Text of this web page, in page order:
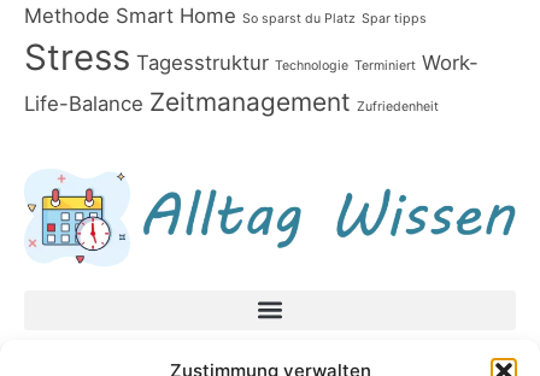
Zustimmung verwalten
Methode Smart Home So sparst du Platz Spar tipps
Stress Tagesstruktur Technologie Terminiert Work-
Life-Balance Zeitmanagement Zufriedenheit